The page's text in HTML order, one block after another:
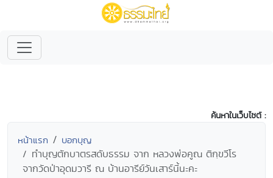
ค้นหาในเว็บไซต์ :
หน้าแรก บอกบุญ
ทำบุญตักบาตรสดับธรรม จาก หลวงพ่อคูณ ติกฺขวีโร
จากวัดป่าอุดมวารี ณ บ้านอารีย์วันเสาร์นี้นะคะ